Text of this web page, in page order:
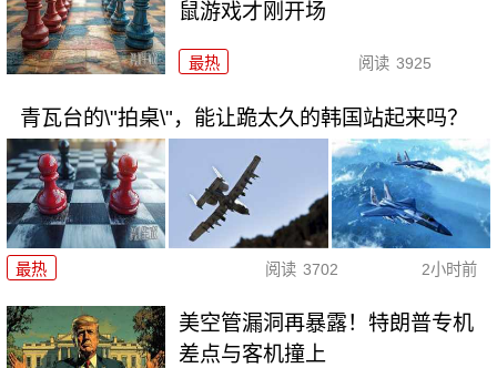
鼠游戏才刚开场
最热 阅读 3925
青瓦台的\"拍桌\"，能让跪太久的韩国站起来吗？
最热 阅读 3702 2小时前
美空管漏洞再暴露！特朗普专机
差点与客机撞上